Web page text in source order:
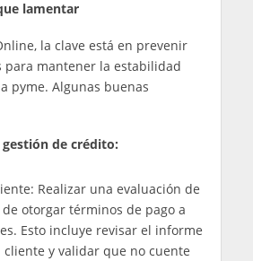
lamentar
la clave está en prevenir
para mantener la estabilidad
pyme. Algunas buenas
gestión de crédito:
Realizar una evaluación de
otorgar términos de pago a
Esto incluye revisar el informe
y validar que no cuente